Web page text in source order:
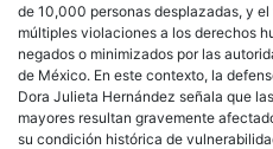
de 10,000 personas desplazadas, y
múltiples violaciones a los derechos
negados o minimizados por las
de México. En este contexto, la
Dora Julieta Hernández señala que
mayores resultan gravemente
su condición histórica de